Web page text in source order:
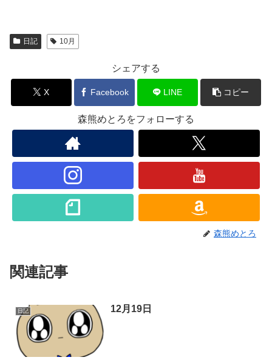
日記 10月
シェアする
X Facebook LINE コピー
森熊めとろをフォローする
森熊めとろ
関連記事
日記 12月19日